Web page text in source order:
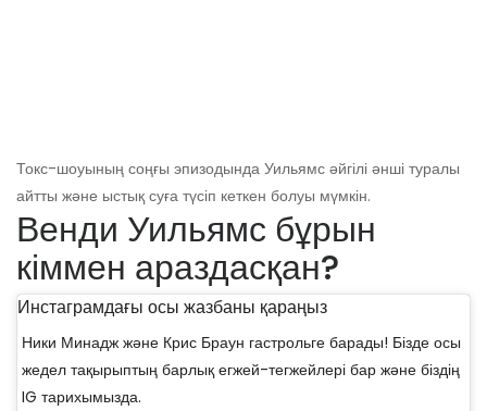
Токс-шоуының соңғы эпизодында Уильямс әйгілі әнші туралы
айтты және ыстық суға түсіп кеткен болуы мүмкін.
Венди Уильямс бұрын
кіммен араздасқан?
Инстаграмдағы осы жазбаны қараңыз
Ники Минадж және Крис Браун гастрольге барады! Бізде осы
жедел тақырыптың барлық егжей-тегжейлері бар және біздің
IG тарихымызда.